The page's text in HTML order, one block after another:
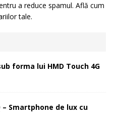
a reduce spamul. Află cum
tale.
forma lui HMD Touch 4G
Smartphone de lux cu